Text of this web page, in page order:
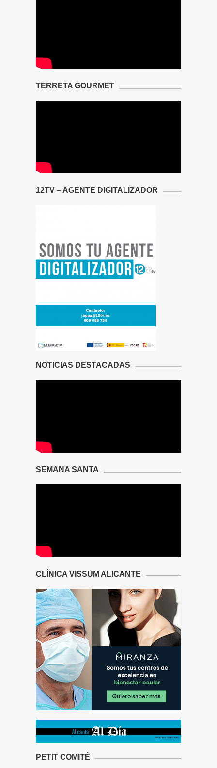
TERRETA GOURMET
12TV – AGENTE DIGITALIZADOR
NOTICIAS DESTACADAS
SEMANA SANTA
CLÍNICA VISSUM ALICANTE
PETIT COMITÉ